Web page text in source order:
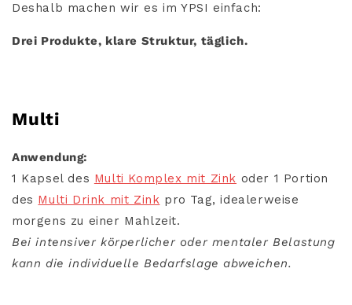
Deshalb machen wir es im YPSI einfach:
Drei Produkte, klare Struktur, täglich.
Multi
Anwendung:
1 Kapsel des Multi Komplex mit Zink oder 1 Portion
des Multi Drink mit Zink pro Tag, idealerweise
morgens zu einer Mahlzeit.
Bei intensiver körperlicher oder mentaler Belastung
kann die individuelle Bedarfslage abweichen.